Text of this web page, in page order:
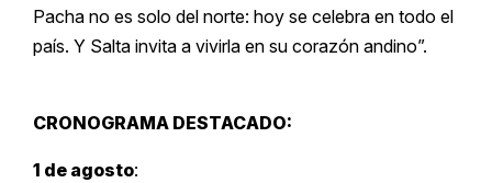
Pacha no es solo del norte: hoy se celebra en todo el
país. Y Salta invita a vivirla en su corazón andino”.
CRONOGRAMA DESTACADO:
1 de agosto: